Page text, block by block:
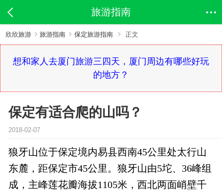
旅游指南
欣欣旅游 旅游指南 保定旅游指南 正文
想和家人去厦门旅游三四天，厦门周边有哪些好玩
的地方？
保定有适合爬的山吗？
2018-02-07
狼牙山位于保定境内易县西南45公里处太行山
东麓，距保定市45公里。狼牙山由5坨、36峰组
成，主峰莲花瓣海拔1105米，西北两面峭壁千